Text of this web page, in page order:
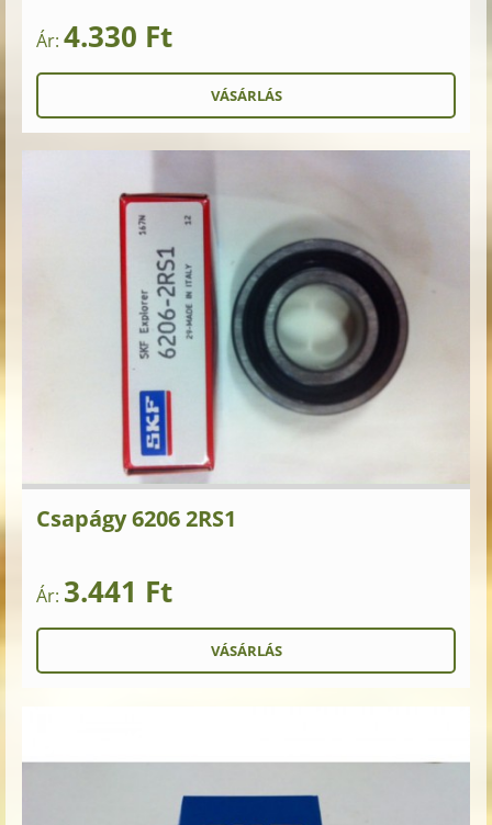
Ár: 4.330 Ft
Csapágy 6206 2RS1
Ár: 3.441 Ft